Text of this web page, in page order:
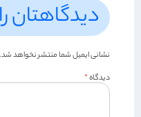
دیدگاهتان
نشانی ایمیل شما منتشر نخواهد شد.
دیدگاه*